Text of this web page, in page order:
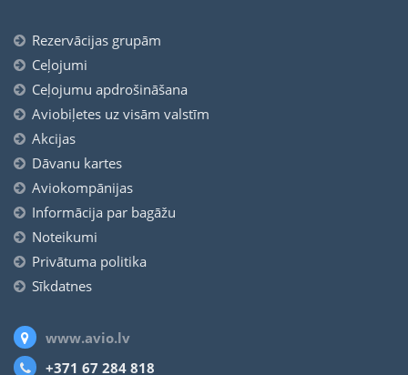
Rezervācijas grupām
Ceļojumi
Ceļojumu apdrošināšana
Aviobiļetes uz visām valstīm
Akcijas
Dāvanu kartes
Aviokompānijas
Informācija par bagāžu
Noteikumi
Privātuma politika
Sīkdatnes
www.avio.lv
+371 67 284 818